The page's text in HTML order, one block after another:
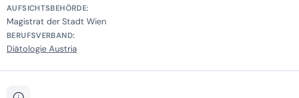
AUFSICHTSBEHÖRDE:
Magistrat der Stadt Wien
BERUFSVERBAND:
Diätologie Austria